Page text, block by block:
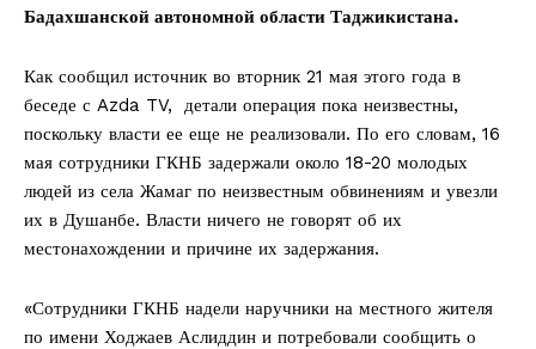
Бадахшанской автономной области Таджикистана.
Как сообщил источник во вторник 21 мая этого года в
беседе с Azda TV, детали операция пока неизвестны,
поскольку власти ее еще не реализовали. По его словам, 16
мая сотрудники ГКНБ задержали около 18-20 молодых
людей из села Жамаг по неизвестным обвинениям и увезли
их в Душанбе. Власти ничего не говорят об их
местонахождении и причине их задержания.
«Сотрудники ГКНБ надели наручники на местного жителя
по имени Ходжаев Аслиддин и потребовали сообщить о